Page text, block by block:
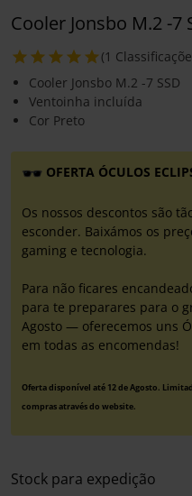
Cooler Jonsbo M.2 -7
(1
Cooler Jonsbo M.2 -7 SSD
Ventoinha incluída
Cor Preto
OFERTA ÓCULOS
Os nossos descontos são
esconder. Baixámos os
gaming e tecnologia.
Para não ficares
para te preparares para o
Agosto — oferecemos uns
em todas as encomendas!
Oferta disponível até 12 de Agosto.
compras através do website.
Stock para expedição